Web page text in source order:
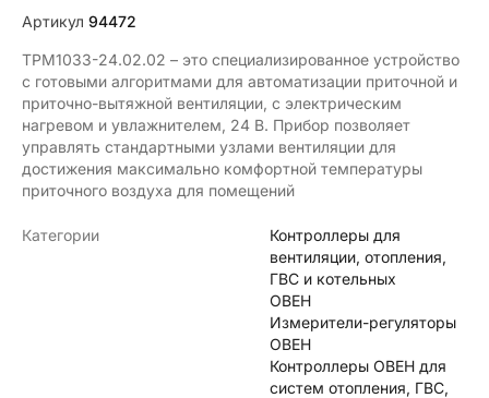
Артикул 94472
ТРМ1033-24.02.02 – это специализированное устройство
с готовыми алгоритмами для автоматизации приточной и
приточно-вытяжной вентиляции, с электрическим
нагревом и увлажнителем, 24 В. Прибор позволяет
управлять стандартными узлами вентиляции для
достижения максимально комфортной температуры
приточного воздуха для помещений
Категории
Контроллеры для
вентиляции, отопления,
ГВС и котельных
ОВЕН
Измерители-регуляторы
ОВЕН
Контроллеры ОВЕН для
систем отопления, ГВС,